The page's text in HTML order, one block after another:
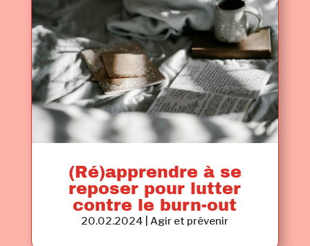
(Ré)apprendre à se
reposer pour lutter
contre le burn-out
20.02.2024 |Agir et prévenir